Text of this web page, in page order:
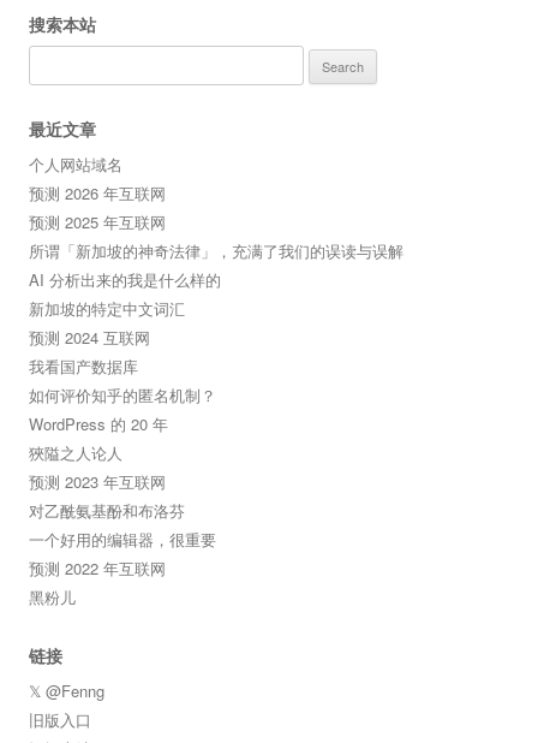
搜索本站
for:
最近文章
个人网站域名
预测 2026 年互联网
预测 2025 年互联网
所谓「新加坡的神奇法律」，充满了我们的误读与误解
AI 分析出来的我是什么样的
新加坡的特定中文词汇
预测 2024 互联网
我看国产数据库
如何评价知乎的匿名机制？
WordPress 的 20 年
狹隘之人论人
预测 2023 年互联网
对乙酰氨基酚和布洛芬
一个好用的编辑器，很重要
预测 2022 年互联网
黑粉儿
链接
𝕏 @Fenng
旧版入口